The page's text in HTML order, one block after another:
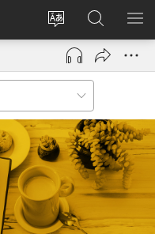
Spremeni
jezik
spletnega
mesta
Prijava
(odpre
okno)
Iskanje
po
JW.ORG